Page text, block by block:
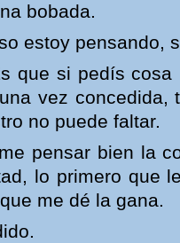
bobada.
estoy pensando,
que si pedís
vez concedida,
no puede faltar.
pensar bien la
lo primero que
me dé la gana.